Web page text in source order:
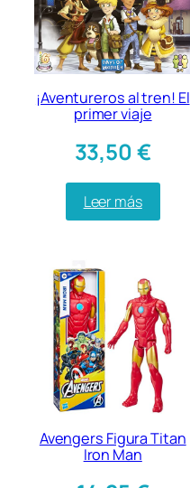
¡Aventureros al tren! El
primer viaje
33,50€
Leer más
Avengers Figura Titan
Iron Man